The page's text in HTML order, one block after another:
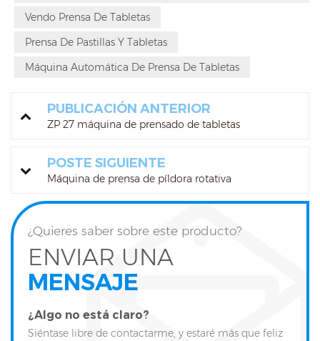
Vendo Prensa De Tabletas
Prensa De Pastillas Y Tabletas
Máquina Automática De Prensa De Tabletas
PUBLICACIÓN ANTERIOR
ZP 27 máquina de prensado de tabletas
POSTE SIGUIENTE
Máquina de prensa de píldora rotativa
¿Quieres saber sobre este producto?
ENVIAR UNA
MENSAJE
¿Algo no está claro?
Siéntase libre de contactarme, y estaré más que feliz